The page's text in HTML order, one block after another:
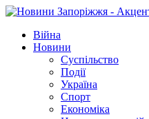
Війна
Новини
Суспільство
Події
Україна
Спорт
Економіка